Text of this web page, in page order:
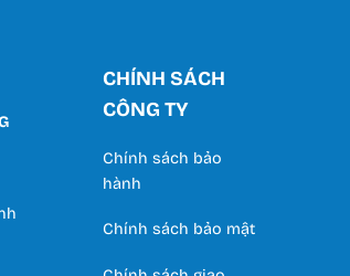
CHÍNH SÁCH
CÔNG TY
Chính sách bảo
hành
Chính sách bảo mật